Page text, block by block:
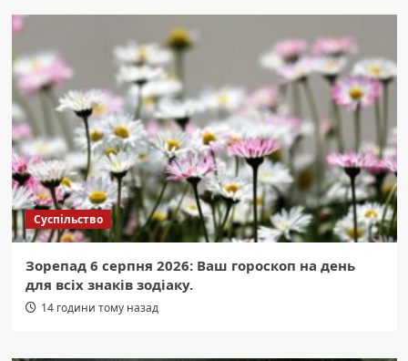
Суспільство
Зорепад 6 серпня 2026: Ваш гороскоп на день
для всіх знаків зодіаку.
14 години тому назад